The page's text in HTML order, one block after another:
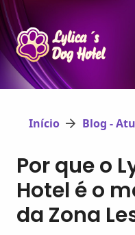
Início Blog -
Por que o
Hotel é o
da Zona